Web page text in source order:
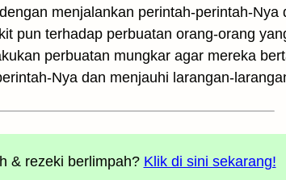
menjalankan perintah-perintah-Nya
pun terhadap perbuatan orang-orang
perbuatan mungkar agar mereka
Nya dan menjauhi larangan-
& rezeki berlimpah? Klik di sini sekarang!